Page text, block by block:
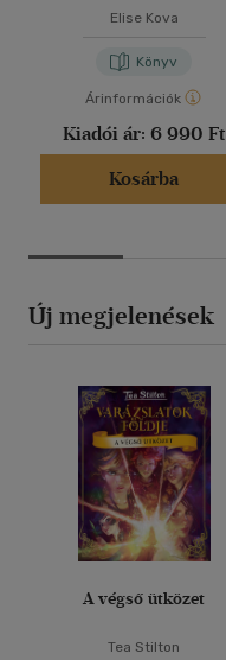
Elise Kova
Könyv
Árinformációk
Kiadói ár: 6 990 Ft
Kosárba
Új megjelenések
A végső ütközet
Tea Stilton